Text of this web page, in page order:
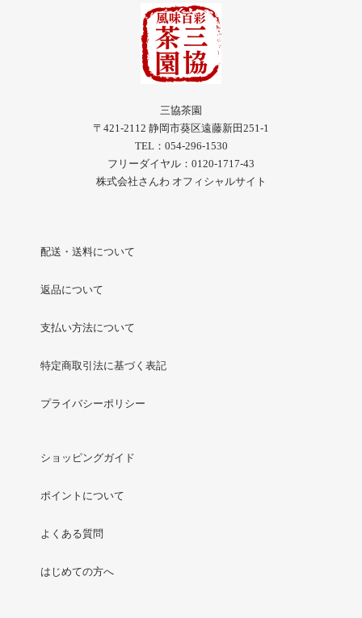
三協茶園
〒421-2112 静岡市葵区遠藤新田251-1
TEL：054-296-1530
フリーダイヤル：0120-1717-43
株式会社さんわ オフィシャルサイト
配送・送料について
返品について
支払い方法について
特定商取引法に基づく表記
プライバシーポリシー
ショッピングガイド
ポイントについて
よくある質問
はじめての方へ